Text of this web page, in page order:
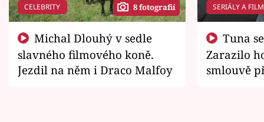
CELEBRITY 8 fotografií
slavného filmového koně.
Jezdil na něm i Draco Malfoy
SERIÁLY A
Zarazilo
smlouvě